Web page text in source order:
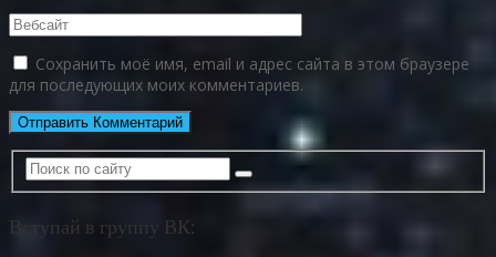
Сохранить моё имя, email и адрес сайта в этом браузере
для последующих моих комментариев.
Вступай в группу ВК: